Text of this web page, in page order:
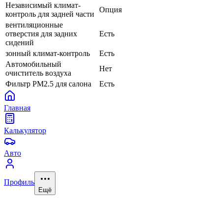
Независимый климат-
контроль для задней части
Опция
вентиляционные
отверстия для задних
сидений
Есть
зонный климат-контроль
Есть
Автомобильный
очиститель воздуха
Нет
Фильтр PM2.5 для салона
Есть
Главная
Калькулятор
Авто
Профиль
Ещё